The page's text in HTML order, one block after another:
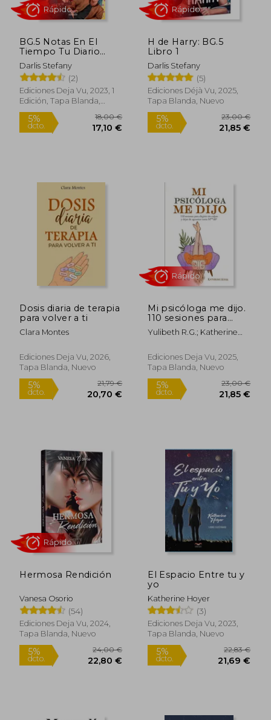
5%
dcto. 16,75 €
5%
dcto.
BG.5 Notas En El
Tiempo Tu Diario
Eterno. Fiver Hoy,
Fiver Siempre
Darlis Stefany
(2)
Ediciones Deja Vu, 2023, 1
Edición, Tapa Blanda,
Nuevo
5%
dcto. 17,10 €
Rápido
H de Harry: BG.5
Libro 1
Darlis Stefany
(5)
Ediciones Déjà Vu, 2025,
Tapa Blanda, Nuevo
5%
dcto.
Rápido
Dosis diaria de terapia
para volver a ti
Clara Montes
Ediciones Deja Vu, 2026,
Tapa Blanda, Nuevo
5% 21,79 €
Mi psicóloga me dijo.
110 sesiones para
elegirte sin culpas y
dejar de aguantar
Yulibeth R.G.; Katherine
Ediciones Deja Vu, 2025,
Tapa Blanda, Nuevo
5%
Rápido
Hermosa Rendición
Vanesa Osorio
(54)
Ediciones Deja Vu, 2024,
Tapa Blanda, Nuevo
El Espacio Entre tu y
yo
Katherine Hoyer
(3)
Ediciones Deja Vu, 2023,
Tapa Blanda, Nuevo